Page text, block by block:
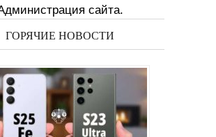
сайта.
ГОРЯЧИЕ НОВОСТИ